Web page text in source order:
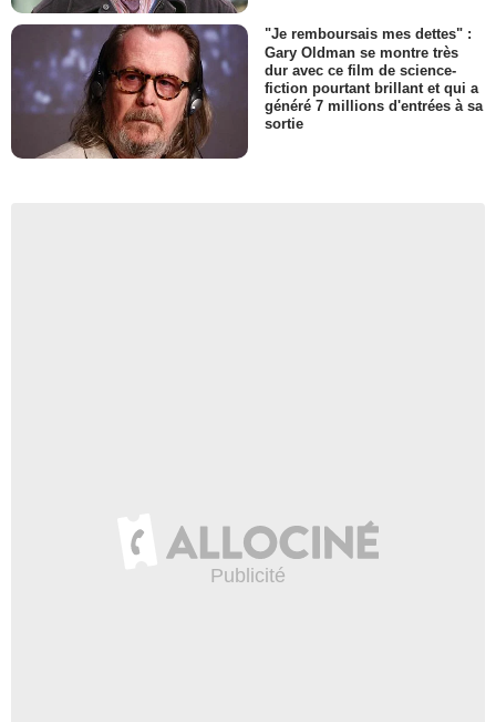
"Je remboursais mes dettes" :
Gary Oldman se montre très
dur avec ce film de science-
fiction pourtant brillant et qui a
généré 7 millions d'entrées à sa
sortie